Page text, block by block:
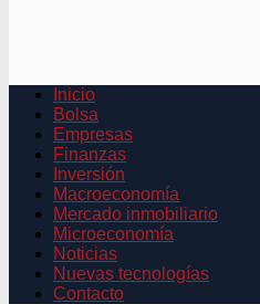
Inicio
Bolsa
Empresas
Finanzas
Inversión
Macroeconomía
Mercado inmobiliario
Microeconomía
Noticias
Nuevas tecnologías
Contacto